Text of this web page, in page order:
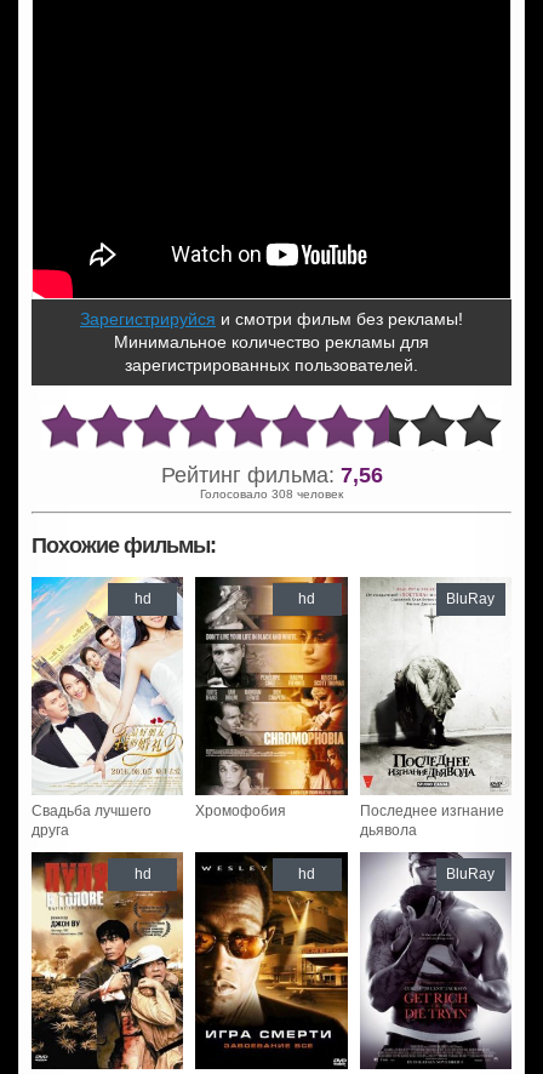
Зарегистрируйся и смотри фильм без рекламы!
Минимальное количество рекламы для
зарегистрированных пользователей.
Рейтинг фильма: 7,56
Голосовало 308 человек
Похожие фильмы:
Свадьба лучшего
друга
hd
Хромофобия
hd
Последнее изгнание
дьявола
BluRay
hd hd BluRay